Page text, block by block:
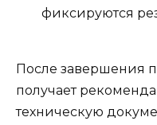
фиксируются
После завершения
получает
техническую